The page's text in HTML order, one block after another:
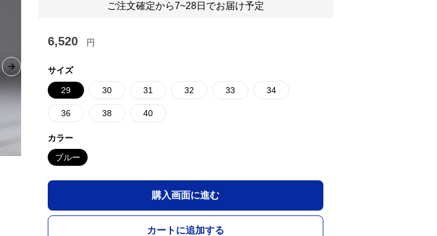
Next slide
ご注文確定から7~28日でお届け予定
6,520 円
サイズ
29 30 31 32 33 34
36 38 40
カラー
ブルー
購入画面に進む
カートに追加する